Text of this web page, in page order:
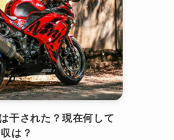
干された？現在何して
は？